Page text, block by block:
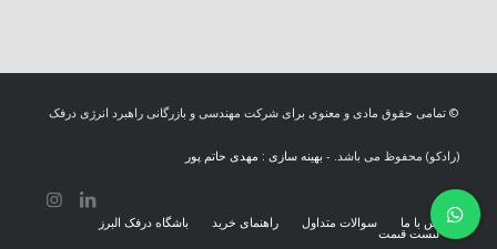
© تمامی حقوق مادی و معنوی برای شرکت مهندسی و بازرگانی راهبرد انرژی درفک
(رادکو) محفوظ می باشد. - بهینه سازی : مهدی حاتم پور
تماس با ما سوالات متداول راهنمای خرید باشگاه درفک البرز
لیست قیمت